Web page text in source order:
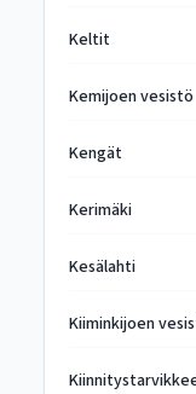
Keltit
Kemijoen vesistö
Kengät
Kerimäki
Kesälahti
Kiiminkijoen